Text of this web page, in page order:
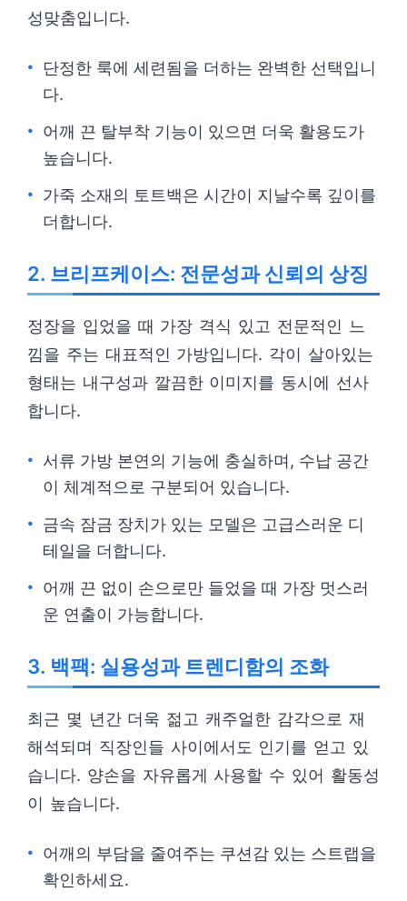
성맞춤입니다.
단정한 룩에 세련됨을 더하는 완벽한 선택입니
다.
어깨 끈 탈부착 기능이 있으면 더욱 활용도가
높습니다.
가죽 소재의 토트백은 시간이 지날수록 깊이를
더합니다.
2. 브리프케이스: 전문성과 신뢰의 상징
정장을 입었을 때 가장 격식 있고 전문적인 느
낌을 주는 대표적인 가방입니다. 각이 살아있는
형태는 내구성과 깔끔한 이미지를 동시에 선사
합니다.
서류 가방 본연의 기능에 충실하며, 수납 공간
이 체계적으로 구분되어 있습니다.
금속 잠금 장치가 있는 모델은 고급스러운 디
테일을 더합니다.
어깨 끈 없이 손으로만 들었을 때 가장 멋스러
운 연출이 가능합니다.
3. 백팩: 실용성과 트렌디함의 조화
최근 몇 년간 더욱 젊고 캐주얼한 감각으로 재
해석되며 직장인들 사이에서도 인기를 얻고 있
습니다. 양손을 자유롭게 사용할 수 있어 활동성
이 높습니다.
어깨의 부담을 줄여주는 쿠션감 있는 스트랩을
확인하세요.